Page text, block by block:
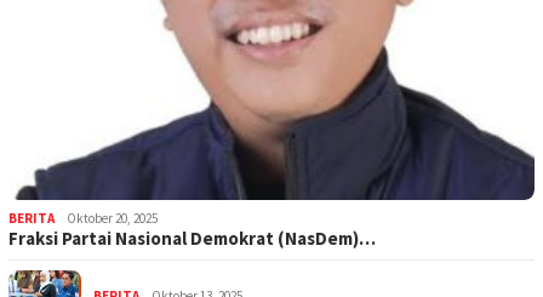
BERITA Oktober 20, 2025
Fraksi Partai Nasional Demokrat (NasDem)…